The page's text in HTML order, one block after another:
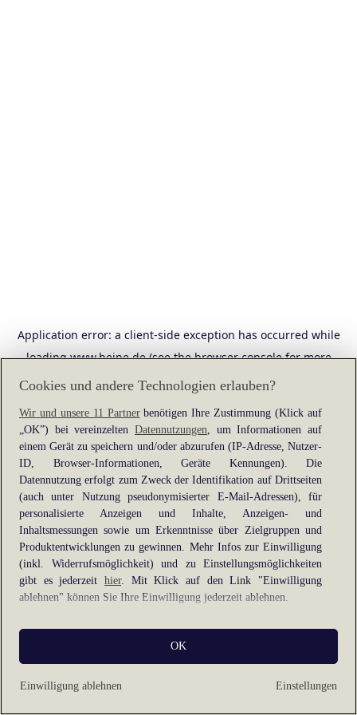
Application error: a client-side exception has occurred while
loadingwww.heine.de(see the browser consolefor more
information).
Cookies und andere Technologien erlauben?
Wir und unsere 11 Partnerbenötigen Ihre Zustimmung (Klick auf
„OK”) bei vereinzelten Datennutzungen, um Informationen auf
einem Gerät zu speichern und/oder abzurufen (IP-Adresse, Nutzer-
ID, Browser-Informationen, Geräte Kennungen). Die
Datennutzung erfolgt zum Zweck der Identifikation auf Drittseiten
(auch unter Nutzung pseudonymisierter E-Mail-Adressen), für
personalisierte Anzeigen und Inhalte, Anzeigen- und
Inhaltsmessungen sowie um Erkenntnisse über Zielgruppen und
Produktentwicklungen zu gewinnen. Mehr Infos zur Einwilligung
(inkl. Widerrufsmöglichkeit) und zu Einstellungsmöglichkeiten
gibt es jederzeit hier. Mit Klick auf den Link "Einwilligung
ablehnen" können Sie Ihre Einwilligung jederzeit ablehnen.
Sie können Ihre Einwilligung auch jederzeit grundlos mit Wirkung
für die Zukunft widerrufen, indem Sie z. B. auf den Button
"Cookie-Einstellungen" im Footer der Website und "Alle
ablehnen" klicken.
Einstellungen
Einwilligung ablehnen
OK